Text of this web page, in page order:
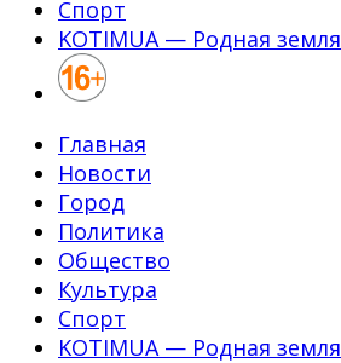
Спорт
KOTIMUA — Родная земля
Главная
Новости
Город
Политика
Общество
Культура
Спорт
KOTIMUA — Родная земля